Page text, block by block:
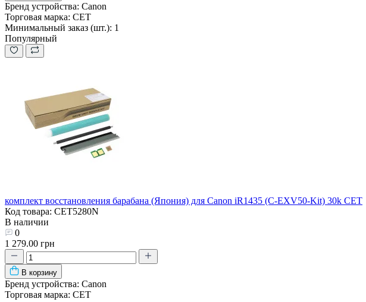
Бренд устройства: Canon
Торговая марка: CET
Минимальный заказ (шт.): 1
Популярный
комплект восстановления барабана (Япония) для Canon iR1435 (C-EXV50-Kit) 30k CET
Код товара: CET5280N
В наличии
0
1 279.00 грн
В корзину
Бренд устройства: Canon
Торговая марка: CET